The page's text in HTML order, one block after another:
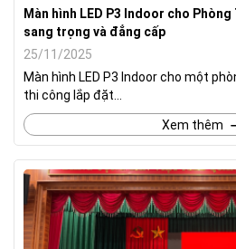
Màn hình LED P3 Indoor cho
sang trọng và đẳng cấp
25/11/2025
Màn hình LED P3 Indoor cho một
thi công lắp đặt...
Xem thêm